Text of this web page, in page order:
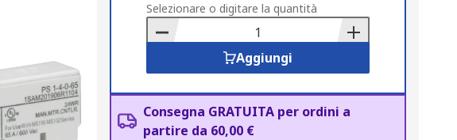
to
Basket
Selezionare o digitare la quantità
Aggiungi
Consegna GRATUITA per ordini a
partire da 60,00 €